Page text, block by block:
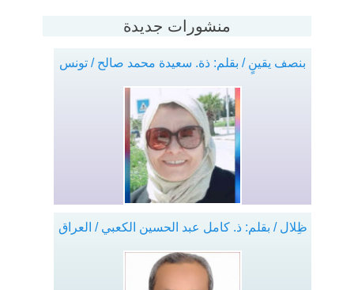
منشورات جديدة
بنصف يقينٍ / بقلم: ذة. سعيدة محمد صالح / تونس
ظِلال / بقلم: ذ. كامل عبد الحسين الكعبي / العراق